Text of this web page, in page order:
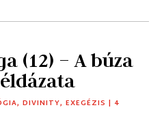
(12) – A búza
,DIVINITY,EXEGÉZIS | 4